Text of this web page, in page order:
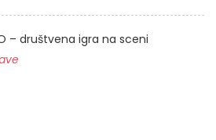
– društvena igra na sceni